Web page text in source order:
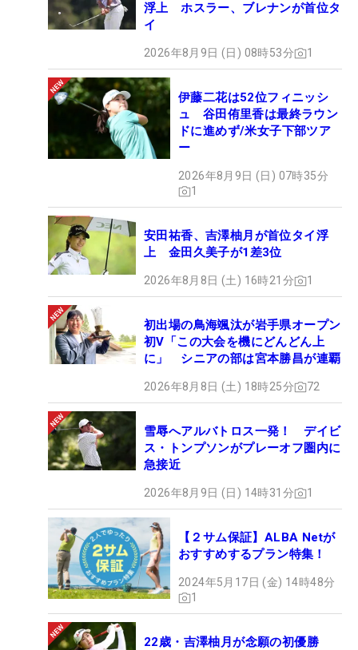
浮上 ホスラー、ブレナンが首位タ
イ
2026年8月9日 (日) 08時53分 1
伊藤二花は52位フィニッシ
ュ 谷田侑里香は最終ラウン
ドに進めず/米女子下部ツア
ー
2026年8月9日 (日) 07時35分
1
安田祐香、吉澤柚月が首位タイ浮
上 金田久美子が1差3位
2026年8月8日 (土) 16時21分 1
初出場の鳥海颯汰が岩手県オープン
初V「この大会を機にどんどん上
に」 シニアの部は宮本勝昌が連覇
2026年8月8日 (土) 18時25分 72
雪辱へアルバトロス一発！ デイビ
ス・トンプソンがプレーオフ圏内に
急接近
2026年8月9日 (日) 14時31分 1
【２サム保証】ALBA Netが
おすすめするプラン特集！
2024年5月17日 (金) 14時48分
1
22歳・吉澤柚月が念願の初優勝